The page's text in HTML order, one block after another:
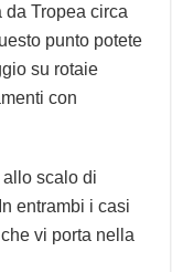
da Tropea circa
punto potete
su rotaie
con
allo scalo di
entrambi i casi
vi porta nella